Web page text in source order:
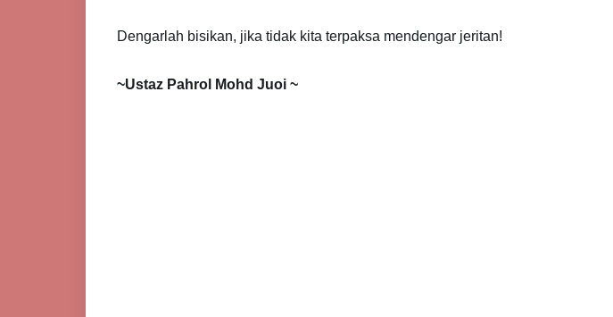
Dengarlah bisikan, jika tidak kita terpaksa mendengar jeritan!
~Ustaz Pahrol Mohd Juoi ~